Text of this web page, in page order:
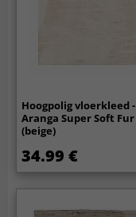
Hoogpolig vloerkleed -
Aranga Super Soft Fur
(beige)
34.99 €